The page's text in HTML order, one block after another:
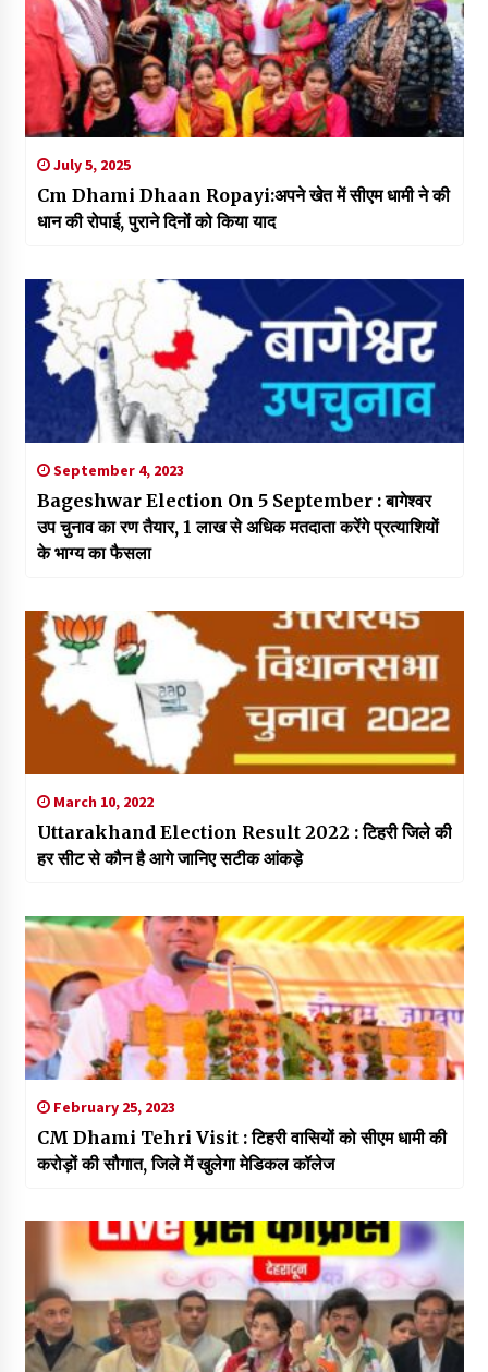
July 5, 2025
Cm Dhami Dhaan Ropayi:अपने खेत में सीएम धामी ने की
धान की रोपाई, पुराने दिनों को किया याद
September 4, 2023
Bageshwar Election On 5 September : बागेश्वर
उप चुनाव का रण तैयार, 1 लाख से अधिक मतदाता करेंगे प्रत्याशियों
के भाग्य का फैसला
March 10, 2022
Uttarakhand Election Result 2022 : टिहरी जिले की
हर सीट से कौन है आगे जानिए सटीक आंकड़े
February 25, 2023
CM Dhami Tehri Visit : टिहरी वासियों को सीएम धामी की
करोड़ों की सौगात, जिले में खुलेगा मेडिकल कॉलेज